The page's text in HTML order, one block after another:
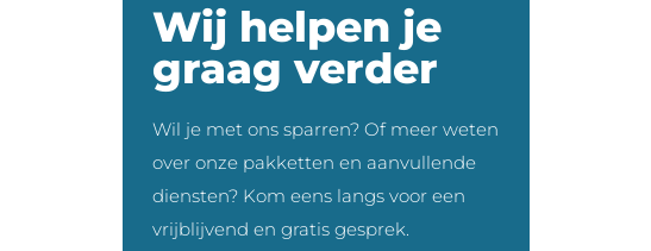
Wij helpen je
graag verder
Wil je met ons sparren? Of meer weten
over onze pakketten en aanvullende
diensten? Kom eens langs voor een
vrijblijvend en gratis gesprek.